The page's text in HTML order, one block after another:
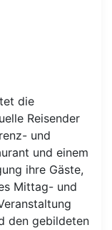
die
Reisender
und
und einem
ihre Gäste,
Mittag- und
den gebildeten